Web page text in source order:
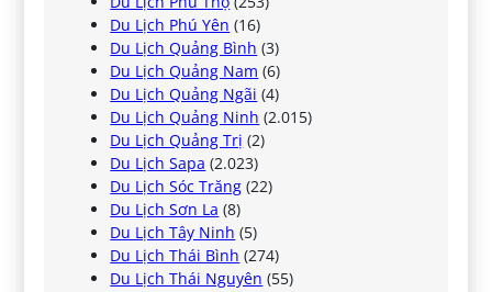
Du Lịch Phú Yên (16)
Du Lịch Quảng Bình (3)
Du Lịch Quảng Nam (6)
Du Lịch Quảng Ngãi (4)
Du Lịch Quảng Ninh (2.015)
Du Lịch Quảng Trị (2)
Du Lịch Sapa (2.023)
Du Lịch Sóc Trăng (22)
Du Lịch Sơn La (8)
Du Lịch Tây Ninh (5)
Du Lịch Thái Bình (274)
Du Lịch Thái Nguyên (55)